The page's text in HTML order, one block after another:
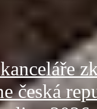
česká